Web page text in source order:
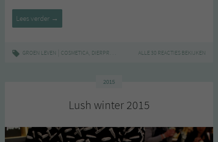
Lees verder Favoriete
dierproefvrije
voor
→
GROEN LEVEN COSMETICA, DIERPROEFVRIJ MAKE-UP, NAJAAR,NATUURLIJK
ALLE 30 REACTIES BEKIJKEN
2015
Lush winter 2015